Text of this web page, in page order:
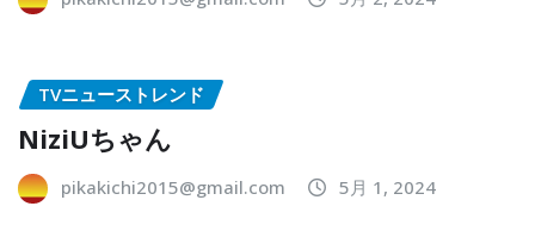
TVニューストレンド
NiziUちゃん
pikakichi2015@gmail.com 5月 1, 2024